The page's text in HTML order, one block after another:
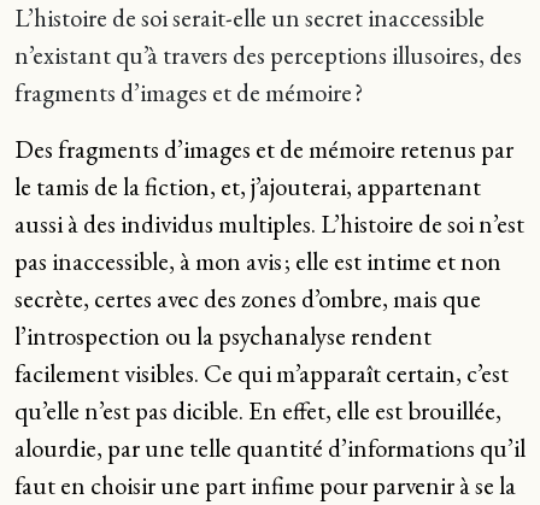
L’histoire de soi serait-elle un secret inaccessible
n’existant qu’à travers des perceptions illusoires, des
fragments d’images et de mémoire ?
Des fragments d’images et de mémoire retenus par
le tamis de la fiction, et, j’ajouterai, appartenant
aussi à des individus multiples. L’histoire de soi n’est
pas inaccessible, à mon avis ; elle est intime et non
secrète, certes avec des zones d’ombre, mais que
l’introspection ou la psychanalyse rendent
facilement visibles. Ce qui m’apparaît certain, c’est
qu’elle n’est pas dicible. En effet, elle est brouillée,
alourdie, par une telle quantité d’informations qu’il
faut en choisir une part infime pour parvenir à se la